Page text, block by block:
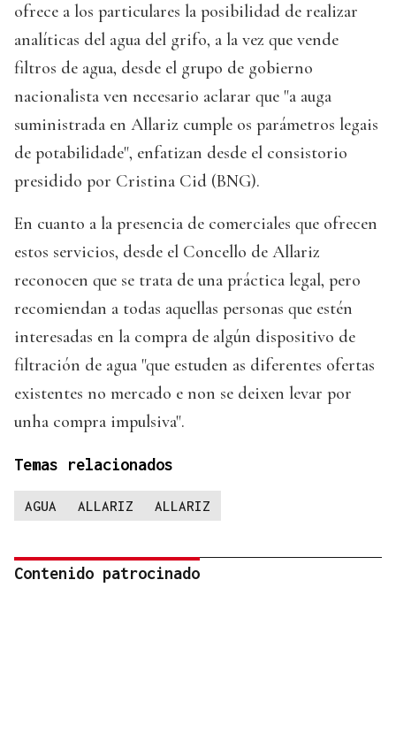
ofrece a los particulares la posibilidad de realizar
analíticas del agua del grifo, a la vez que vende
filtros de agua, desde el grupo de gobierno
nacionalista ven necesario aclarar que "a auga
suministrada en Allariz cumple os parámetros legais
de potabilidade", enfatizan desde el consistorio
presidido por Cristina Cid (BNG).
En cuanto a la presencia de comerciales que ofrecen
estos servicios, desde el Concello de Allariz
reconocen que se trata de una práctica legal, pero
recomiendan a todas aquellas personas que estén
interesadas en la compra de algún dispositivo de
filtración de agua "que estuden as diferentes ofertas
existentes no mercado e non se deixen levar por
unha compra impulsiva".
Temas relacionados
AGUA ALLARIZ ALLARIZ
Contenido patrocinado